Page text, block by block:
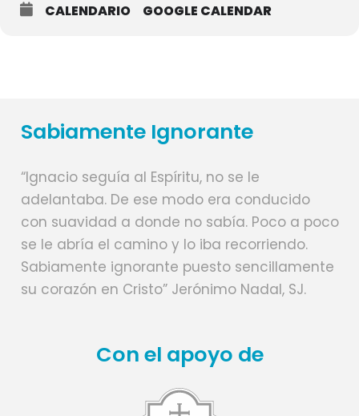
CALENDARIO GOOGLE CALENDAR
Sabiamente Ignorante
“Ignacio seguía al Espíritu, no se le
adelantaba. De ese modo era conducido
con suavidad a donde no sabía. Poco a poco
se le abría el camino y lo iba recorriendo.
Sabiamente ignorante puesto sencillamente
su corazón en Cristo” Jerónimo Nadal, SJ.
Con el apoyo de